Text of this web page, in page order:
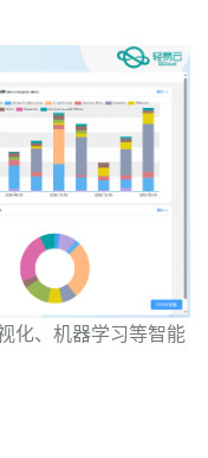
化、机器学习等智能